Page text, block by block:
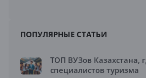
ПОПУЛЯРНЫЕ СТАТЬИ
ТОП ВУЗов Казахстана,
специалистов туризма